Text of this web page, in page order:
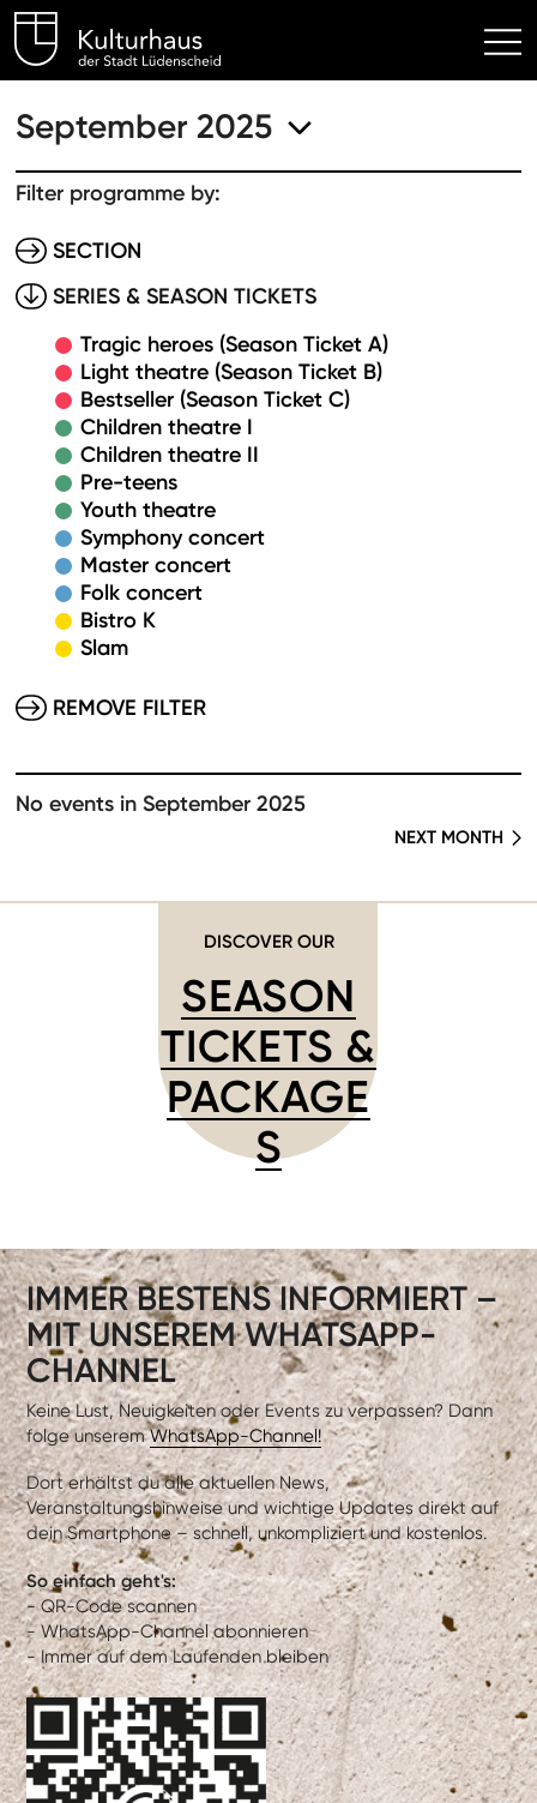
Kulturhaus Lüdenscheid
September 2025
Filter programme by:
SECTION
SERIES & SEASON TICKETS
Tragic heroes (Season Ticket A)
Light theatre (Season Ticket B)
Bestseller (Season Ticket C)
Children theatre I
Children theatre II
Pre-teens
Youth theatre
Symphony concert
Master concert
Folk concert
Bistro K
Slam
REMOVE FILTER
No events in September 2025
NEXT MONTH
DISCOVER OUR
SEASON
TICKETS &
PACKAGE
S
IMMER BESTENS INFORMIERT –
MIT UNSEREM WHATSAPP-
CHANNEL
Keine Lust, Neuigkeiten oder Events zu verpassen? Dann
folge unseremWhatsApp-Channel!
Dort erhältst du alle aktuellen News,
Veranstaltungshinweise und wichtige Updates direkt auf
dein Smartphone – schnell, unkompliziert und kostenlos.
So einfach geht's:
- QR-Code scannen
- WhatsApp-Channel abonnieren
- Immer auf dem Laufenden bleiben